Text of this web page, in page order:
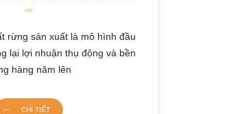
rừng sản xuất là mô hình đầu
lại lợi nhuận thụ động và bền
hàng năm lên
CHI TIẾT